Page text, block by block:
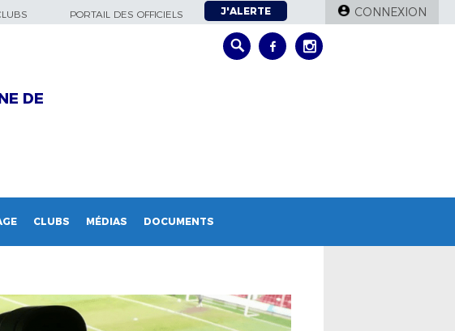
PORTAIL DES OFFICIELS J'ALERTE CONNEXION
DE
CLUBS MÉDIAS DOCUMENTS